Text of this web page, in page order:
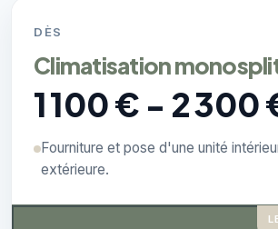
DÈS
Climatisation
1 100 € - 2 300
Fourniture et pose d'une unité
extérieure.